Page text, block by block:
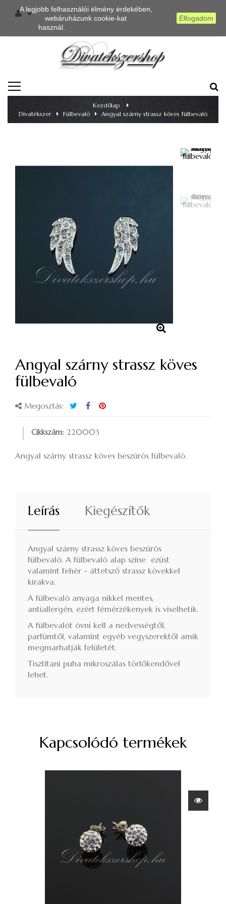
A legjobb felhasználói élmény érdekében,
webáruházunk cookie-kat
használ.
Elfogadom
TOGGLE
NAVIGATION
Kezdőlap
>
Divatékszer
> Fülbevaló > Angyal szárny strassz köves fülbevaló
Angyal szárny strassz köves
fülbevaló
Megosztás:
Cikkszám: 220003
Angyal szárny strassz köves beszúrós fülbevaló.
Leírás Kiegészítők
Angyal szárny strassz köves beszúrós
fülbevaló. A fülbevaló alap színe ezüst
valamint fehér - áttetsző strassz kövekkel
kirakva.
A fülbevaló anyaga nikkel mentes,
antiallergén, ezért fémérzékenyek is viselhetik.
A fülbevalót óvni kell a nedvességtől,
parfümtől, valamint egyéb vegyszerektől amik
megmarhatják felületét.
Tisztítani puha mikroszálas törlőkendővel
lehet.
Kapcsolódó termékek